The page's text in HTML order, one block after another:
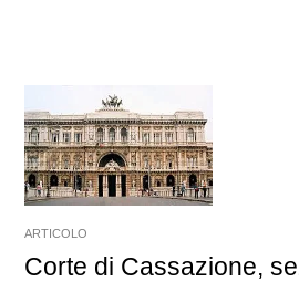
ARTICOLO
Corte di Cassazione,